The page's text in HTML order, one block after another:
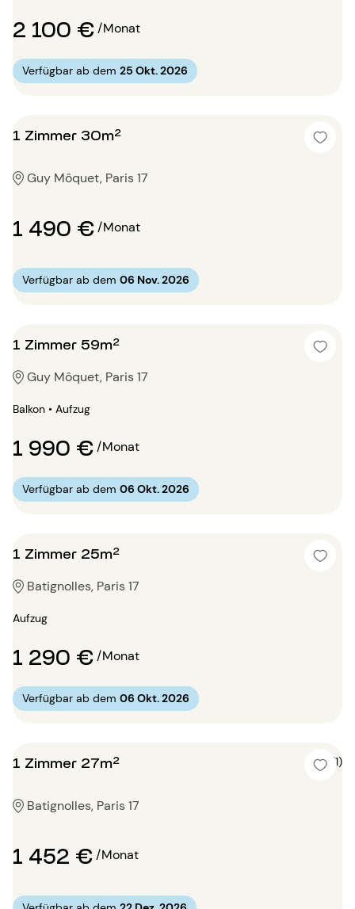
2 100 €/Monat
Verfügbar ab dem 25 Okt. 2026
1 Zimmer 30m²
Guy Môquet, Paris 17
1 490 €/Monat
Verfügbar ab dem 06 Nov. 2026
1 Zimmer 59m²
Guy Môquet, Paris 17
Balkon • Aufzug
1 990 €/Monat
Verfügbar ab dem 06 Okt. 2026
1 Zimmer 25m²
Batignolles, Paris 17
Aufzug
1 290 €/Monat
Verfügbar ab dem 06 Okt. 2026
1 Zimmer 27m² 5 (1)
Batignolles, Paris 17
1 452 €/Monat